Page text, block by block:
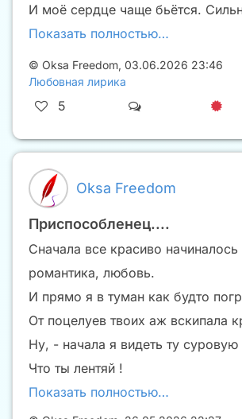
И моё сердце чаще бьётся.
Показать полностью…
© Oksa Freedom, 03.06.2026 23:46
Любовная лирика
5
Oksa Freedom
Приспособленец....
Сначала все красиво начиналось
романтика, любовь.
И прямо я в туман как будто
От поцелуев твоих аж вскипала
Ну, - начала я видеть ту суровую
Что ты лентяй !
Показать полностью…